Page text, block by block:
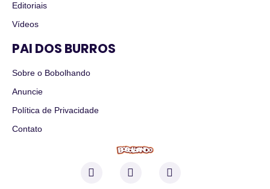
Editoriais
Vídeos
PAI DOS BURROS
Sobre o Bobolhando
Anuncie
Política de Privacidade
Contato